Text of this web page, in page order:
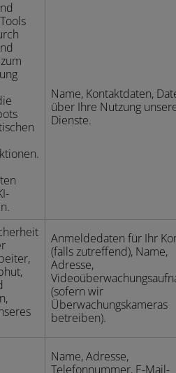
Name, Kontaktdaten,
über Ihre Nutzung
Dienste.
Anmeldedaten für Ihr
(falls zutreffend), Name,
Adresse,
(sofern wir
Überwachungskameras
betreiben).
Name, Adresse,
Telefonnummer, E-Mail-